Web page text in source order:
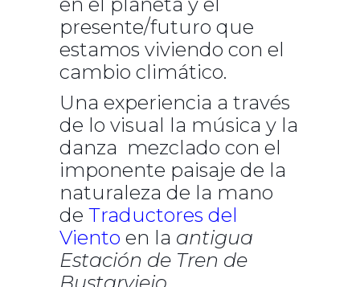
presente/futuro que
estamos viviendo con el
cambio climático.
Una experiencia a través
de lo visual la música y la
danza mezclado con el
imponente paisaje de la
naturaleza de la mano
de Traductores del
Viento en la antigua
Estación de Tren de